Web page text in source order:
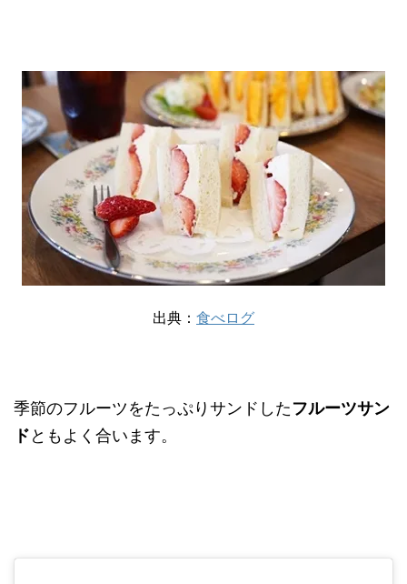
出典： 食べログ
季節のフルーツをたっぷりサンドしたフルーツサン
ドともよく合います。